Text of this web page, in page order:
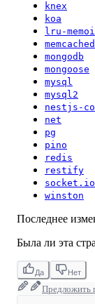
knex
koa
lru-
memcached
mongodb
mongoose
mysql
mysql2
nestjs-
net
pg
pino
redis
restify
socket.io
winston
Последнее
Была ли эта
Да Нет
Предложить